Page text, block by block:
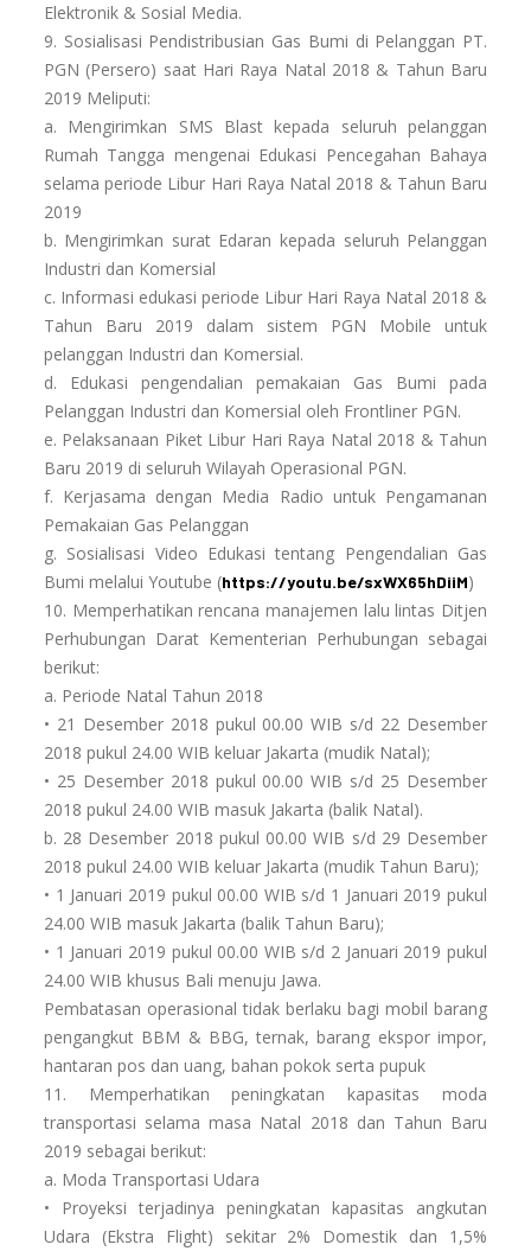
Elektronik & Sosial Media.
9. Sosialisasi Pendistribusian Gas Bumi di Pelanggan PT.
PGN (Persero) saat Hari Raya Natal 2018 & Tahun Baru
2019 Meliputi:
a. Mengirimkan SMS Blast kepada seluruh pelanggan
Rumah Tangga mengenai Edukasi Pencegahan Bahaya
selama periode Libur Hari Raya Natal 2018 & Tahun Baru
2019
b. Mengirimkan surat Edaran kepada seluruh Pelanggan
Industri dan Komersial
c. Informasi edukasi periode Libur Hari Raya Natal 2018 &
Tahun Baru 2019 dalam sistem PGN Mobile untuk
pelanggan Industri dan Komersial.
d. Edukasi pengendalian pemakaian Gas Bumi pada
Pelanggan Industri dan Komersial oleh Frontliner PGN.
e. Pelaksanaan Piket Libur Hari Raya Natal 2018 & Tahun
Baru 2019 di seluruh Wilayah Operasional PGN.
f. Kerjasama dengan Media Radio untuk Pengamanan
Pemakaian Gas Pelanggan
g. Sosialisasi Video Edukasi tentang Pengendalian Gas
Bumi melalui Youtube (https://youtu.be/sxWX65hDiiM)
10. Memperhatikan rencana manajemen lalu lintas Ditjen
Perhubungan Darat Kementerian Perhubungan sebagai
berikut:
a. Periode Natal Tahun 2018
• 21 Desember 2018 pukul 00.00 WIB s/d 22 Desember
2018 pukul 24.00 WIB keluar Jakarta (mudik Natal);
• 25 Desember 2018 pukul 00.00 WIB s/d 25 Desember
2018 pukul 24.00 WIB masuk Jakarta (balik Natal).
b. 28 Desember 2018 pukul 00.00 WIB s/d 29 Desember
2018 pukul 24.00 WIB keluar Jakarta (mudik Tahun Baru);
• 1 Januari 2019 pukul 00.00 WIB s/d 1 Januari 2019 pukul
24.00 WIB masuk Jakarta (balik Tahun Baru);
• 1 Januari 2019 pukul 00.00 WIB s/d 2 Januari 2019 pukul
24.00 WIB khusus Bali menuju Jawa.
Pembatasan operasional tidak berlaku bagi mobil barang
pengangkut BBM & BBG, ternak, barang ekspor impor,
hantaran pos dan uang, bahan pokok serta pupuk
11. Memperhatikan peningkatan kapasitas moda
transportasi selama masa Natal 2018 dan Tahun Baru
2019 sebagai berikut:
a. Moda Transportasi Udara
• Proyeksi terjadinya peningkatan kapasitas angkutan
Udara (Ekstra Flight) sekitar 2% Domestik dan 1,5%